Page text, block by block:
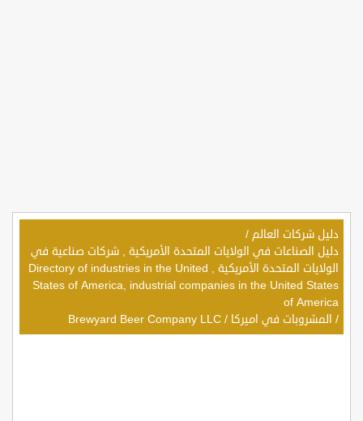
دليل شركات العالم /
دليل الصناعات في الولايات المتحدة الأمريكية , شركات صناعية في
الولايات المتحدة الأمريكية , Directory of industries in the United
States of America, industrial companies in the United States
of America
/ المشروبات في اميركا /
Brewyard Beer Company LLC